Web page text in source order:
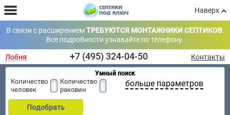
Наверх
В связи с расширениемТРЕБУЮТСЯ МОНТАЖНИКИ СЕПТИКОВ.
Все подробности узнавайте по телефону.
Лобня +7 (495) 324-04-50 Контакты
Умный поиск
Количество
человек
Количество
раковин
больше параметров
Подобрать